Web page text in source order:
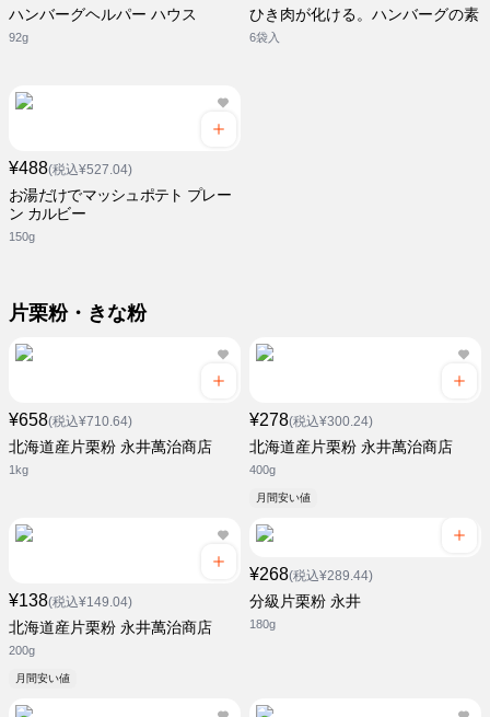
ハンバーグヘルパー ハウス
92g
ひき肉が化ける。ハンバーグの素
6袋入
¥488(税込¥527.04)
お湯だけでマッシュポテト プレー
ン カルビー
150g
片栗粉・きな粉
¥658(税込¥710.64)
北海道産片栗粉 永井萬治商店
1kg
¥278(税込¥300.24)
北海道産片栗粉 永井萬治商店
400g
月間安い値
¥138(税込¥149.04)
北海道産片栗粉 永井萬治商店
200g
月間安い値
¥268(税込¥289.44)
分級片栗粉 永井
180g